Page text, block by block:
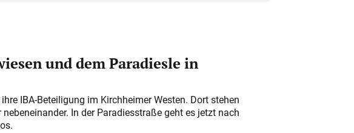
und dem Paradiesle in
IBA-Beteiligung im Kirchheimer Westen. Dort stehen
In der Paradiesstraße geht es jetzt nach